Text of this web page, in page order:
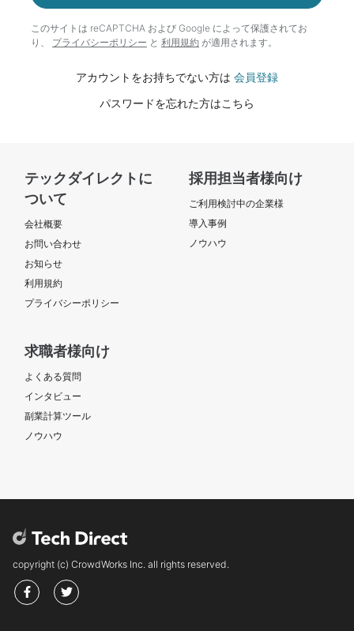
このサイトは reCAPTCHA および Google によって保護されてお
り、 プライバシーポリシー と 利用規約 が適用されます。
アカウントをお持ちでない方は 会員登録
パスワードを忘れた方はこちら
テックダイレクトに
ついて
会社概要
お問い合わせ
お知らせ
利用規約
プライバシーポリシー
採用担当者様向け
ご利用検討中の企業様
導入事例
ノウハウ
求職者様向け
よくある質問
インタビュー
副業計算ツール
ノウハウ
copyright (c) CrowdWorks Inc. all rights reserved.